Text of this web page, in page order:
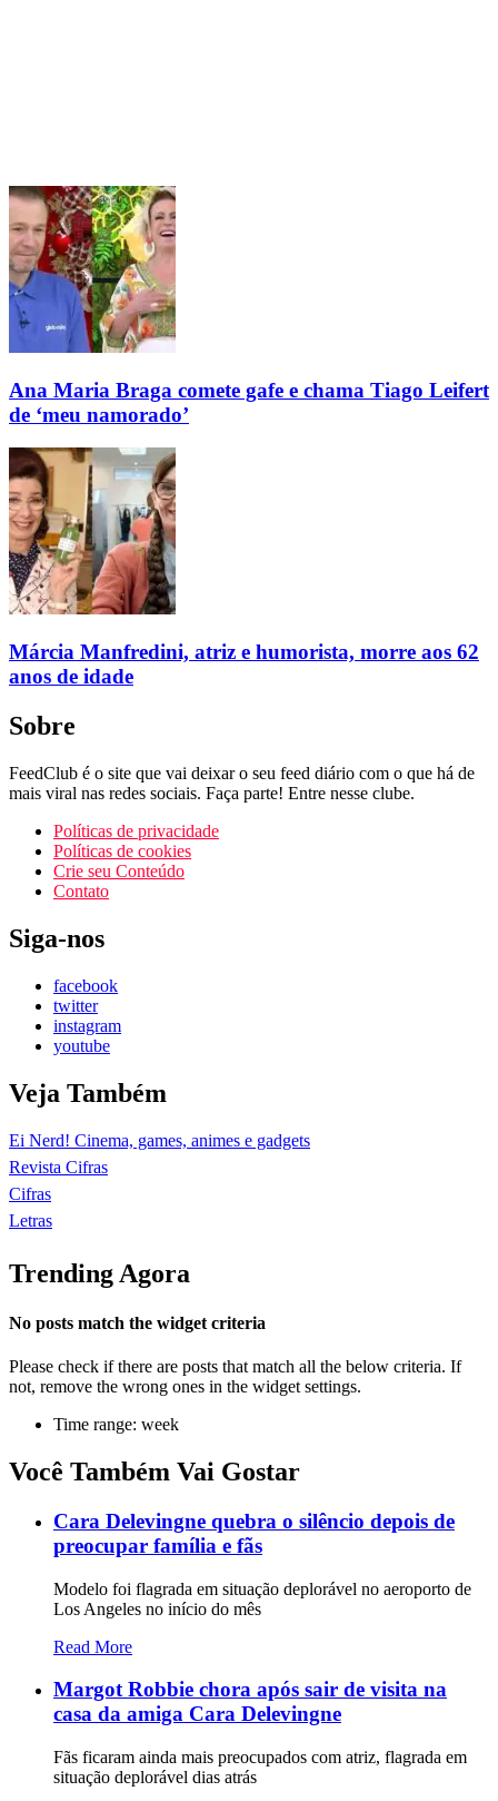
Ana Maria Braga comete gafe e chama Tiago Leifert
de ‘meu namorado’
Márcia Manfredini, atriz e humorista, morre aos 62
anos de idade
Sobre
FeedClub é o site que vai deixar o seu feed diário com o que há de
mais viral nas redes sociais. Faça parte! Entre nesse clube.
Políticas de privacidade
Políticas de cookies
Crie seu Conteúdo
Contato
Siga-nos
facebook
twitter
instagram
youtube
Veja Também
Ei Nerd! Cinema, games, animes e gadgets
Revista Cifras
Cifras
Letras
Trending Agora
No posts match the widget criteria
Please check if there are posts that match all the below criteria. If
not, remove the wrong ones in the widget settings.
Time range: week
Você Também Vai Gostar
Cara Delevingne quebra o silêncio depois de
preocupar família e fãs
Modelo foi flagrada em situação deplorável no aeroporto de
Los Angeles no início do mês
Read More
Margot Robbie chora após sair de visita na
casa da amiga Cara Delevingne
Fãs ficaram ainda mais preocupados com atriz, flagrada em
situação deplorável dias atrás